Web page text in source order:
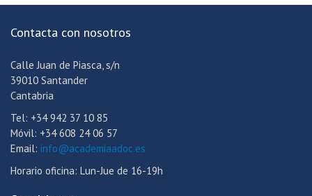
Contacta con nosotros
Calle Juan de Piasca, s/n
39010 Santander
Cantabria
Tel: +34 942 37 10 85
Móvil: +34 608 24 06 57
Email: info@academiaadoc.es
Horario oficina: Lun-Jue de 16-19h